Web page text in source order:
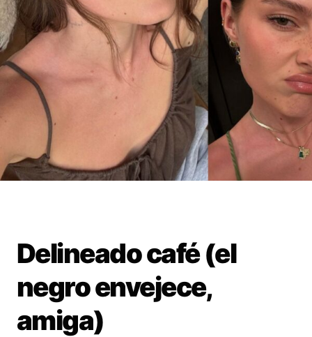
Delineado café (el
negro envejece,
amiga)